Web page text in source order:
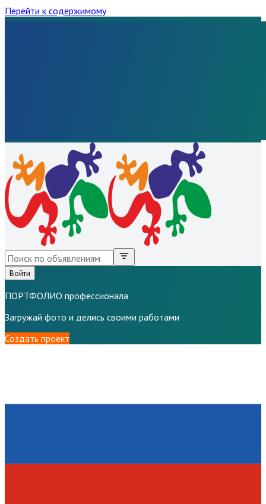
Перейти к содержимому
Войти
ПОРТФОЛИО профессионала
Загружай фото и делись своими работами
Создать проект